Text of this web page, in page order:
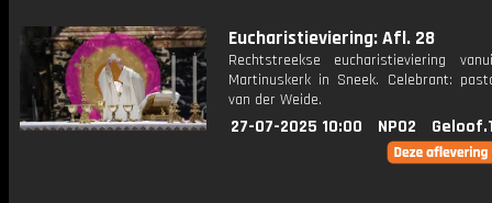
Eucharistieviering: Afl. 28
Rechtstreekse eucharistieviering
Martinuskerk in Sneek. Celebrant:
van der Weide.
27-07-2025 10:00 NPO2